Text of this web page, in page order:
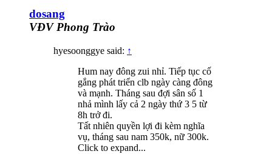
dosang
VĐV Phong Trào
hyesoonggye said: ↑
Hum nay đông zui nhỉ. Tiếp tục cố
gắng phát triển clb ngày càng đông
và mạnh. Tháng sau đợi sân số 1
nhả mình lấy cả 2 ngày thứ 3 5 từ
8h trở đi.
Tất nhiên quyền lợi đi kèm nghĩa
vụ, tháng sau nam 350k, nữ 300k.
Click to expand...